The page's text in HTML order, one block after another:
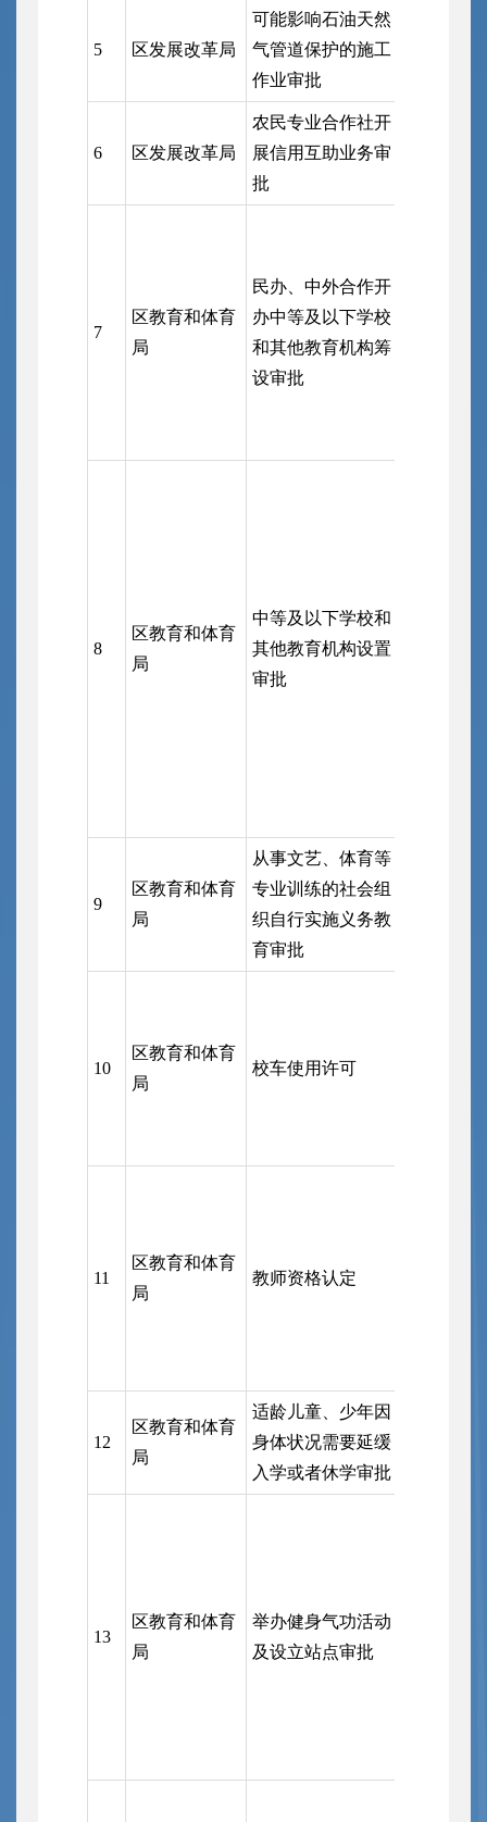
5 区发展改革局
可能影响石油天然
气管道保护的施工
作业审批
6 区发展改革局
农民专业合作社开
展信用互助业务审
批
7
区教育和体育
局
民办、中外合作开
办中等及以下学校
和其他教育机构筹
设审批
8
区教育和体育
局
中等及以下学校和
其他教育机构设置
审批
9
区教育和体育
局
从事文艺、体育等
专业训练的社会组
织自行实施义务教
育审批
10
区教育和体育
局
校车使用许可
11
区教育和体育
局
教师资格认定
12
区教育和体育
局
适龄儿童、少年因
身体状况需要延缓
入学或者休学审批
13
区教育和体育
局
举办健身气功活动
及设立站点审批